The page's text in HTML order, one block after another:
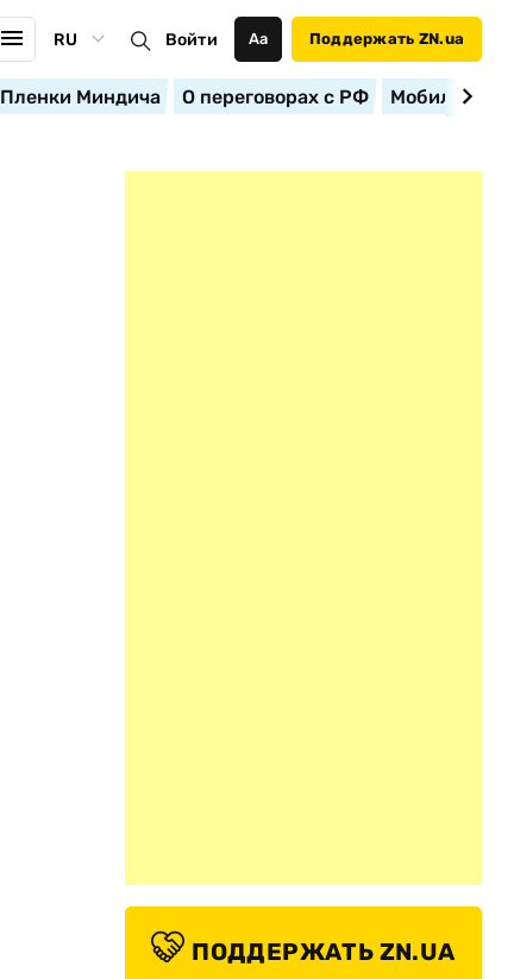
RU Войти Аа Поддержать ZN.ua
Пленки Миндича О переговорах с РФ
ПОДДЕРЖАТЬ ZN.UA